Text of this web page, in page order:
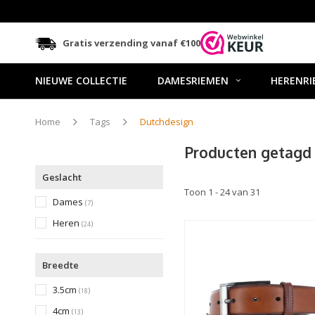
Gratis verzending vanaf €100
NIEUWE COLLECTIE DAMESRIEMEN
Home Tags Dutchdesign
Geslacht
Dames (7)
Heren (24)
Breedte
3.5cm (18)
4cm (13)
Producten
Toon 1 - 24 van 31